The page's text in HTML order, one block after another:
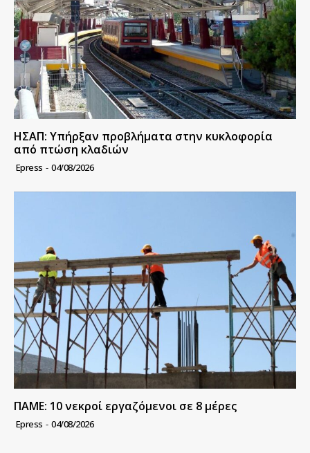
ΗΣΑΠ: Υπήρξαν προβλήματα στην κυκλοφορία
από πτώση κλαδιών
Epress - 04/08/2026
ΠΑΜΕ: 10 νεκροί εργαζόμενοι σε 8 μέρες
Epress - 04/08/2026